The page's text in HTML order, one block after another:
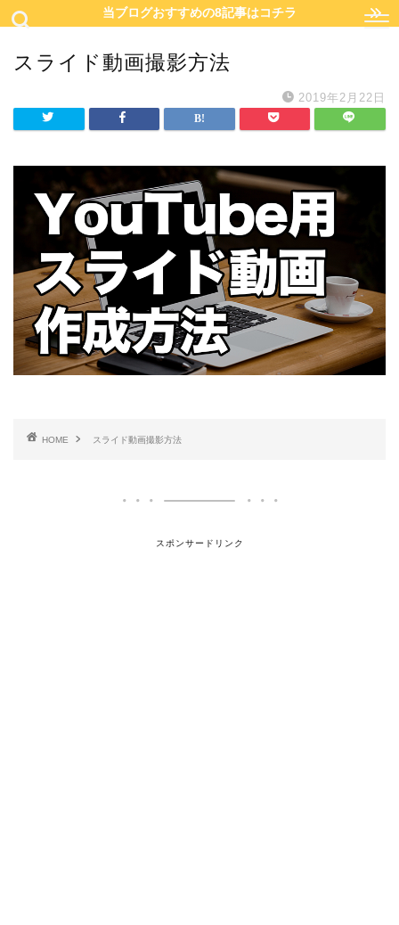
当ブログおすすめの8記事はコチラ
スライド動画撮影方法
2019年2月22日
HOME スライド動画撮影方法
スポンサードリンク